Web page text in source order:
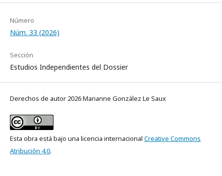
Número
Núm. 33 (2026)
Sección
Estudios Independientes del Dossier
Derechos de autor 2026 Marianne González Le Saux
Esta obra está bajo una licencia internacional Creative Commons
Atribución 4.0.